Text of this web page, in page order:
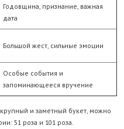
Годовщина, признание, важная
дата
Большой жест, сильные эмоции
Особые события и
запоминающееся вручение
и заметный букет, можно
51 роза и 101 роза.